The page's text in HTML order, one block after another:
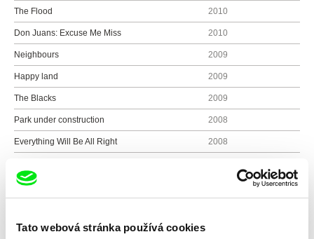
Tato webová stránka používá cookies
The Flood 2010
Don Juans: Excuse Me Miss 2010
Neighbours 2009
Happy land 2009
The Blacks 2009
Park under construction 2008
Everything Will Be All Right 2008
I Have Nothing Nice to Say to You
Imported Crows